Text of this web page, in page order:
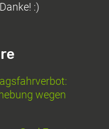
:)
wegen